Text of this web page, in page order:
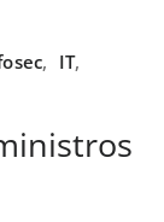
, IT,